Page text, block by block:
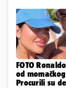
FOTO
od
Procurili su